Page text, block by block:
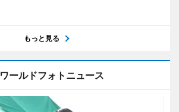
もっと見る
ワールドフォトニュース